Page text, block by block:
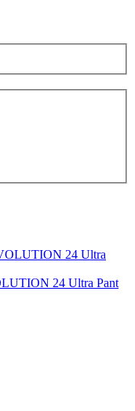
24 Ultra Pant